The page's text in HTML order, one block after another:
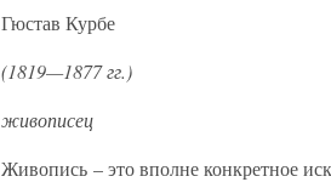
Гюстав Курбе
(1819—1877 гг.)
живописец
Живопись – это вполне конкретное